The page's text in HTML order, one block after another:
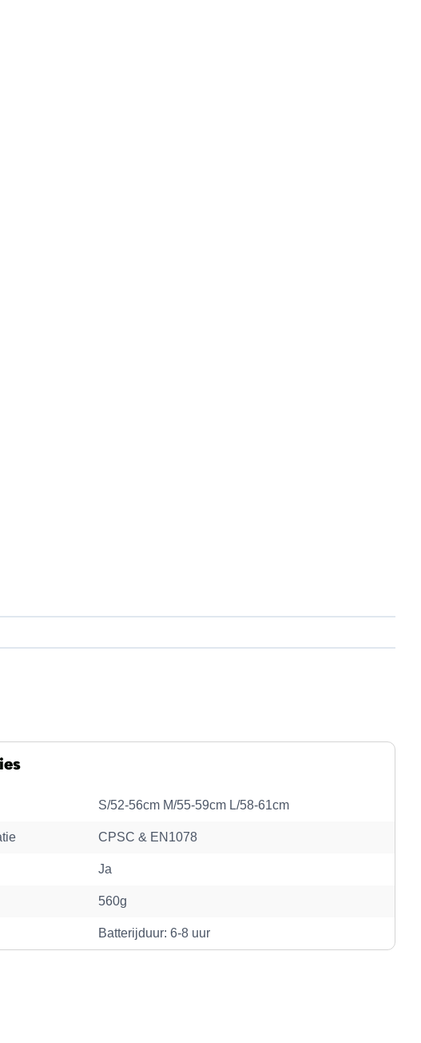
S/52-56cm M/55-59cm L/58-61cm
CPSC & EN1078
Ja
560g
Batterijduur: 6-8 uur